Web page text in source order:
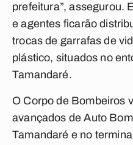
prefeitura”, assegurou.
e agentes ficarão
trocas de garrafas de
plástico, situados no
Tamandaré.
O Corpo de Bombeiros
avançados de Auto
Tamandaré e no